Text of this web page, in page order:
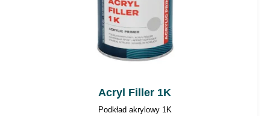
Acryl Filler 1K
Podkład akrylowy 1K